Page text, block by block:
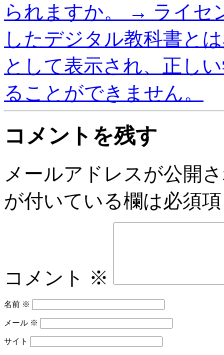
られますか。
→ ライセ
したデジタル教科書と
として表示され、正し
ることができません。
コメントを残す
メールアドレスが公開
が付いている欄は必須
コメント ※
名前 ※
メール ※
サイト